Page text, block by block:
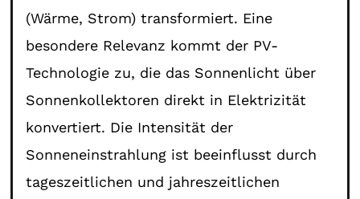
(Wärme, Strom) transformiert. Eine
besondere Relevanz kommt der PV-
Technologie zu, die das Sonnenlicht über
Sonnenkollektoren direkt in Elektrizität
konvertiert. Die Intensität der
Sonneneinstrahlung ist beeinflusst durch
tageszeitlichen und jahreszeitlichen